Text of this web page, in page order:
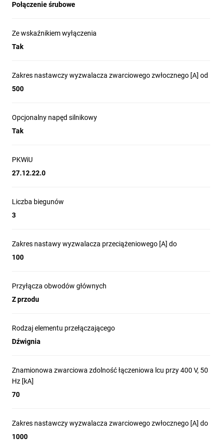
Połączenie śrubowe
Ze wskaźnikiem wyłączenia
Tak
Zakres nastawczy wyzwalacza zwarciowego zwłocznego [A] od
500
Opcjonalny napęd silnikowy
Tak
PKWiU
27.12.22.0
Liczba biegunów
3
Zakres nastawy wyzwalacza przeciążeniowego [A] do
100
Przyłącza obwodów głównych
Z przodu
Rodzaj elementu przełączającego
Dźwignia
Znamionowa zwarciowa zdolność łączeniowa lcu przy 400 V, 50
Hz [kA]
70
Zakres nastawczy wyzwalacza zwarciowego zwłocznego [A] do
1000